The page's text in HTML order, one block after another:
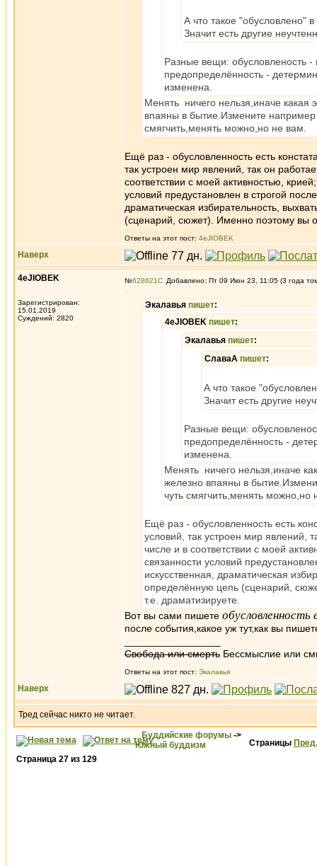
А что такое "обусловлено"
Значит есть другие
Разные вещи: обусловленость -
предопределённость -
изменена.
Менять ничего нельзя,иначе какая
впаяны в бытие.Измените например
смягчить,менять можно,но не вам.
Ещё раз - обусловленность есть
так устроен мир явлений, так он
соответствии с моей активностью,
условий предустановлен в строгой
драматическая избирательность,
(сценарий, сюжет). Именно поэтому вы
Ответы на этот пост: 4eJIOBEK
Наверх
4eJIOBEK
Зарегистрирован:
15.01.2019
Суждений: 2820
№628621 Добавлено: Пт 09 Июн 23, 11:05 (3 года
Экалавья пишет:
4eJIOBEK пишет:
Экалавья пишет:
СлаваА пишет:
А что такое
Значит есть другие
Разные вещи:
предопределённость -
изменена.
Менять ничего нельзя,иначе
железно впаяны в
чуть смягчить,менять можно,но
Ещё раз - обусловленность есть
условий, так устроен мир явлений,
числе и в соответствии с моей
связанности условий
искусственная, драматическая
определённую цепь (сценарий,
т.е. драматизируете.
Вот вы сами пишете
после события,какое уж тут,как вы
Свобода или смерть Бессмыслие или
Ответы на этот пост: Экалавья
Наверх
Тред сейчас никто не читает.
Буддийские форумы ->
Южный буддизм
Страницы Пред.
Страница 27 из 129